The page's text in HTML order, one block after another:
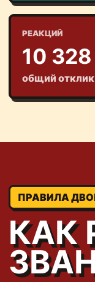
РЕАКЦИЙ
10 328
общий отклик
ПРАВИЛА
КАК